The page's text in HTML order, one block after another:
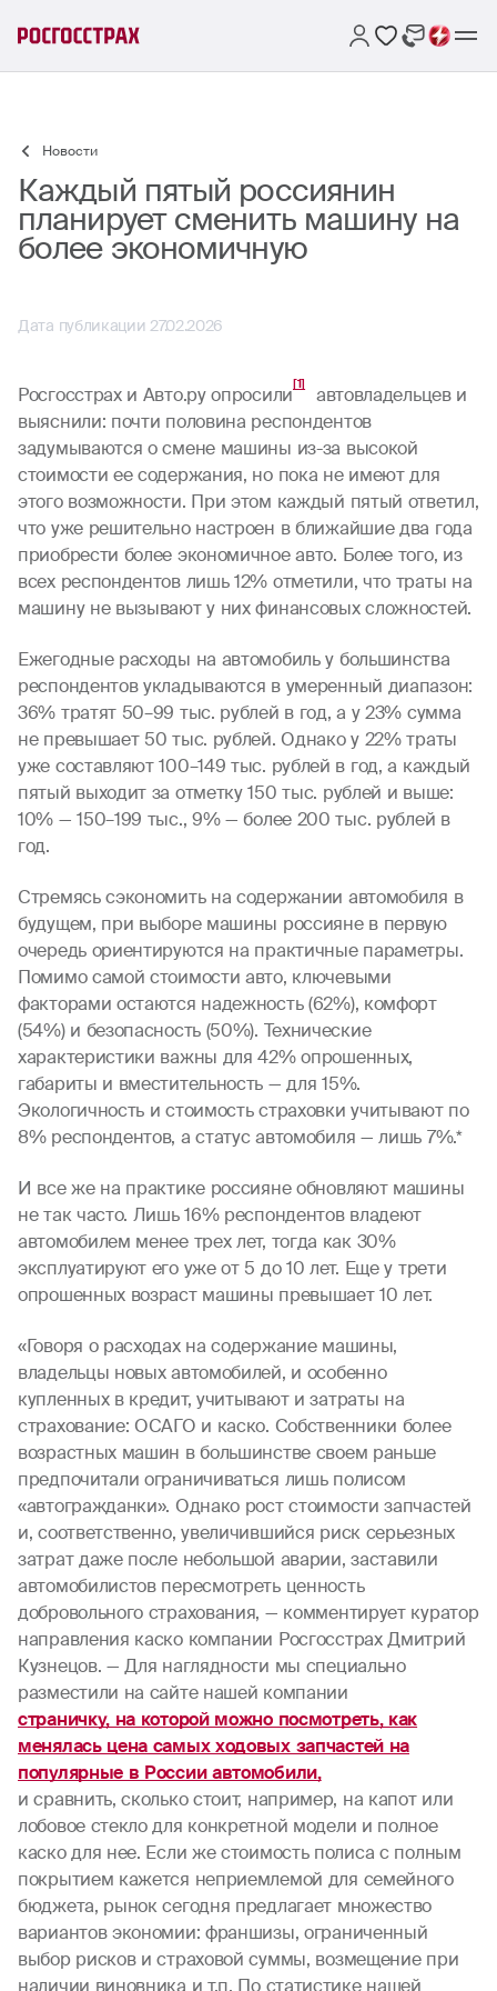
Новости
Каждый пятый россиянин
планирует сменить машину на
более экономичную
Дата публикации 27.02.2026
Росгосстрах и Авто.ру опросили[1]
автовладельцев и
выяснили: почти половина респондентов
задумываются о смене машины из-за высокой
стоимости ее содержания, но пока не имеют для
этого возможности. При этом каждый пятый ответил,
что уже решительно настроен в ближайшие два года
приобрести более экономичное авто. Более того, из
всех респондентов лишь 12% отметили, что траты на
машину не вызывают у них финансовых сложностей.
Ежегодные расходы на автомобиль у большинства
респондентов укладываются в умеренный диапазон:
36% тратят 50–99 тыс. рублей в год, а у 23% сумма
не превышает 50 тыс. рублей. Однако у 22% траты
уже составляют 100–149 тыс. рублей в год, а каждый
пятый выходит за отметку 150 тыс. рублей и выше:
10% — 150–199 тыс., 9% — более 200 тыс. рублей в
год.
Стремясь сэкономить на содержании автомобиля в
будущем, при выборе машины россияне в первую
очередь ориентируются на практичные параметры.
Помимо самой стоимости авто, ключевыми
факторами остаются надежность (62%), комфорт
(54%) и безопасность (50%). Технические
характеристики важны для 42% опрошенных,
габариты и вместительность — для 15%.
Экологичность и стоимость страховки учитывают по
8% респондентов, а статус автомобиля — лишь 7%.*
И все же на практике россияне обновляют машины
не так часто. Лишь 16% респондентов владеют
автомобилем менее трех лет, тогда как 30%
эксплуатируют его уже от 5 до 10 лет. Еще у трети
опрошенных возраст машины превышает 10 лет.
«Говоря о расходах на содержание машины,
владельцы новых автомобилей, и особенно
купленных в кредит, учитывают и затраты на
страхование: ОСАГО и каско. Собственники более
возрастных машин в большинстве своем раньше
предпочитали ограничиваться лишь полисом
«автогражданки». Однако рост стоимости запчастей
и, соответственно, увеличившийся риск серьезных
затрат даже после небольшой аварии, заставили
автомобилистов пересмотреть ценность
добровольного страхования, — комментирует куратор
направления каско компании Росгосстрах Дмитрий
Кузнецов. — Для наглядности мы специально
разместили на сайте нашей компании
страничку, на которой можно посмотреть, как
менялась цена самых ходовых запчастей на
популярные в России автомобили,
и сравнить, сколько стоит, например, на капот или
лобовое стекло для конкретной модели и полное
каско для нее. Если же стоимость полиса с полным
покрытием кажется неприемлемой для семейного
бюджета, рынок сегодня предлагает множество
вариантов экономии: франшизы, ограниченный
выбор рисков и страховой суммы, возмещение при
наличии виновника и т.п. По статистике нашей